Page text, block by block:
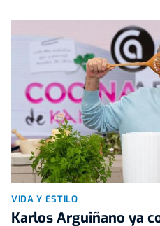
VIDA Y ESTILO
Karlos Arguiñano ya